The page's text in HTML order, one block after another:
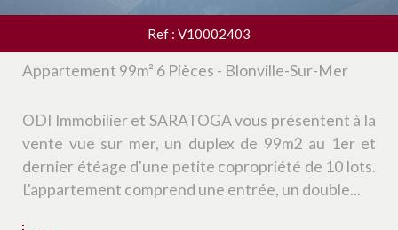
Ref : V10002403
Appartement 99m² 6 Pièces - Blonville-Sur-Mer
ODI Immobilier et SARATOGA vous présentent à la
vente vue sur mer, un duplex de 99m2 au 1er et
dernier étéage d'une petite copropriété de 10 lots.
L'appartement comprend une entrée, un double...